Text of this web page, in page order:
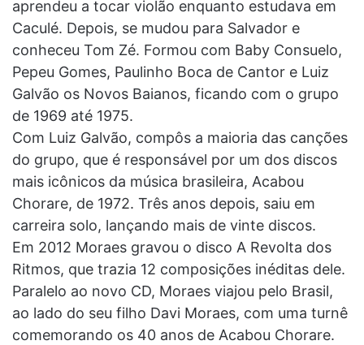
aprendeu a tocar violão enquanto estudava em
Caculé. Depois, se mudou para Salvador e
conheceu Tom Zé. Formou com Baby Consuelo,
Pepeu Gomes, Paulinho Boca de Cantor e Luiz
Galvão os Novos Baianos, ficando com o grupo
de 1969 até 1975.
Com Luiz Galvão, compôs a maioria das canções
do grupo, que é responsável por um dos discos
mais icônicos da música brasileira, Acabou
Chorare, de 1972. Três anos depois, saiu em
carreira solo, lançando mais de vinte discos.
Em 2012 Moraes gravou o disco A Revolta dos
Ritmos, que trazia 12 composições inéditas dele.
Paralelo ao novo CD, Moraes viajou pelo Brasil,
ao lado do seu filho Davi Moraes, com uma turnê
comemorando os 40 anos de Acabou Chorare.